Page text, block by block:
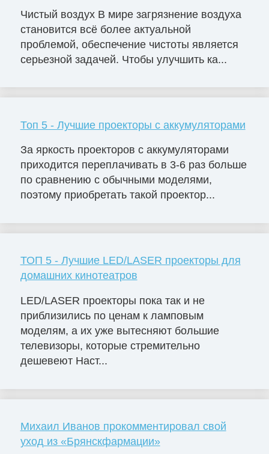
Чистый воздух В мире загрязнение воздуха
становится всё более актуальной
проблемой, обеспечение чистоты является
серьезной задачей. Чтобы улучшить ка...
Топ 5 - Лучшие проекторы с аккумуляторами
За яркость проекторов с аккумуляторами
приходится переплачивать в 3-6 раз больше
по сравнению с обычными моделями,
поэтому приобретать такой проектор...
ТОП 5 - Лучшие LED/LASER проекторы для
домашних кинотеатров
LED/LASER проекторы пока так и не
приблизились по ценам к ламповым
моделям, а их уже вытесняют большие
телевизоры, которые стремительно
дешевеют Наст...
Михаил Иванов прокомментировал свой
уход из «Брянскфармации»